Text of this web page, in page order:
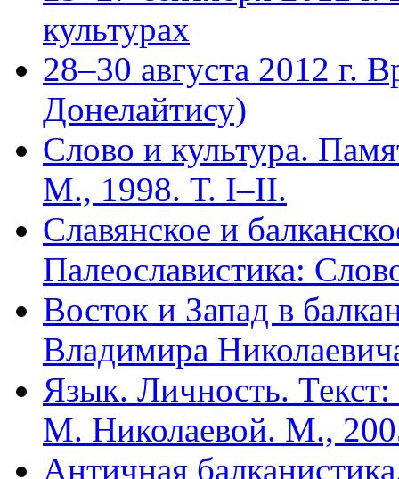
культурах
28–30 августа 2012 г.
Донелайтису)
Слово и культура.
М., 1998. Т. I–II.
Славянское и
Палеославистика:
Восток и Запад в
Владимира
Язык. Личность.
М. Николаевой. М.,
Античная